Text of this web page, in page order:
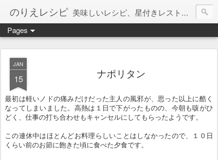
のりえレシピ 美味しいレシピ、星付きレストラン、絶品お取り寄せを紹介しています。
Pages
JAN
15 ナポリタン
最初は軽いノドの痛みだけだった主人の風邪が、思った以上に酷く
なってしまいました。高熱は１日で下がったものの、今朝も咳がひ
どく、仕事の打ち合わせもキャンセルにしてもらったようです。
この連休中はほとんどお料理らしいことはしなかったので、１０日
くらい前のお節に飽きた頃に食べた夕食です。